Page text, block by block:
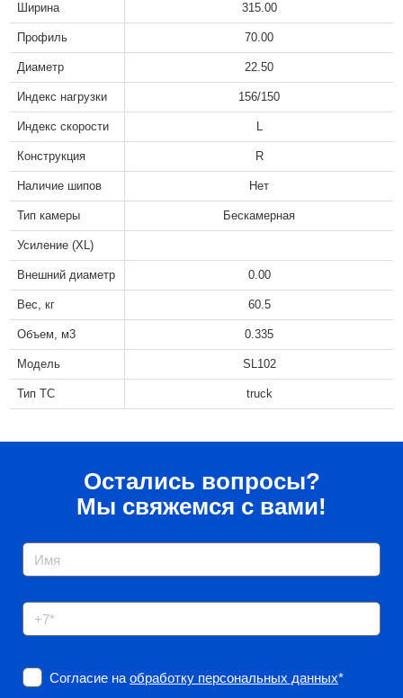
Ширина 315.00
Профиль 70.00
Диаметр 22.50
Индекс нагрузки 156/150
Индекс скорости L
Конструкция R
Наличие шипов Нет
Тип камеры Бескамерная
Усиление (XL)
Внешний диаметр 0.00
Вес, кг 60.5
Объем, м3 0.335
Модель SL102
Тип ТС truck
Остались вопросы?
Мы свяжемся с вами!
Согласие на обработку персональных данных*